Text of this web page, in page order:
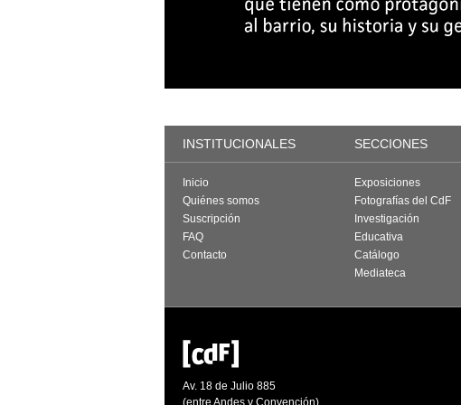
INSTITUCIONALES SECCIONES
Inicio
Quiénes somos
Suscripción
FAQ
Contacto
Exposiciones
Fotografías del CdF
Investigación
Educativa
Catálogo
Mediateca
Av. 18 de Julio 885
(entre Andes y Convención)